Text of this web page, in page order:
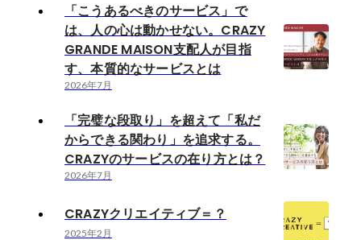
「こうあるべきのサービス」で
は、人の心は動かせない。CRAZY
GRANDE MAISON支配人が目指
す、本質的なサービスとは
2026年7月
「完璧な段取り」を超えて「私だ
からできる関わり」を追求する。
CRAZYのサービスの在り方とは？
2026年7月
CRAZYクリエイティブ＝？
2025年2月